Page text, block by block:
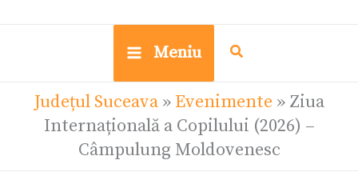
Meniu
Județul Suceava» Evenimente » Ziua
Internațională a Copilului (2026) –
Câmpulung Moldovenesc